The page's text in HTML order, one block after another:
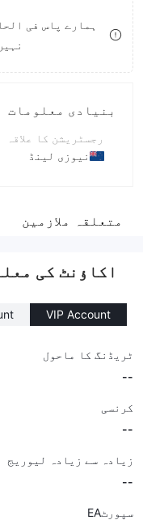
9 8
ہمارے پاس فی
بنیادی معلومات
رجسٹریشن کا علاقہ
نیوزی لینڈ
کمپنی کا مکمل نام
متعلقہ ملازمین
اکاؤنٹ کی
VIP Account
ٹریڈنگ کا ماحول
--
کرنسی
--
زیادہ سے زیادہ لیوریج
--
سپورٹEA